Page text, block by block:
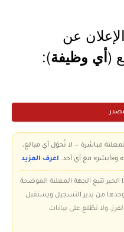
عن
(أي وظيفة):
مباشرة — لا تُحوّل أي مبالغ،
و«أبشر» مع أي أحد. اعرف المزيد
الخبر تتبع الجهة المعلنة الموضحة
من يدير التسجيل ويستقبل
ولا نطّلع على بيانات